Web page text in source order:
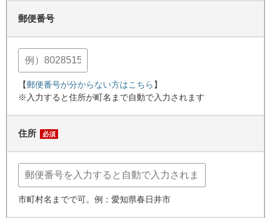
郵便番号
【郵便番号が分からない方はこちら 】
※入力すると住所が町名まで自動で入力されます
住所 必須
市町村名までで可。例：愛知県春日井市